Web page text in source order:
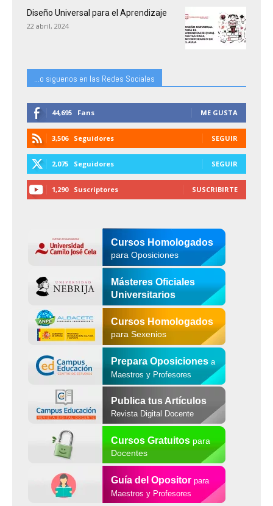
Diseño Universal para el Aprendizaje
22 abril, 2024
...o siguenos en las Redes Sociales
44,695 Fans ME GUSTA
3,506 Seguidores SEGUIR
2,075 Seguidores SEGUIR
1,290 Suscriptores SUSCRIBIRTE
Cursos Homologados
para Oposiciones
Másteres Oficiales
Universitarios
Cursos Homologados
para Sexenios
Prepara Oposiciones a
Maestros y Profesores
Publica tus Artículos
Revista Digital Docente
Cursos Gratuitospara
Docentes
Guía del Opositor para
Maestros y Profesores